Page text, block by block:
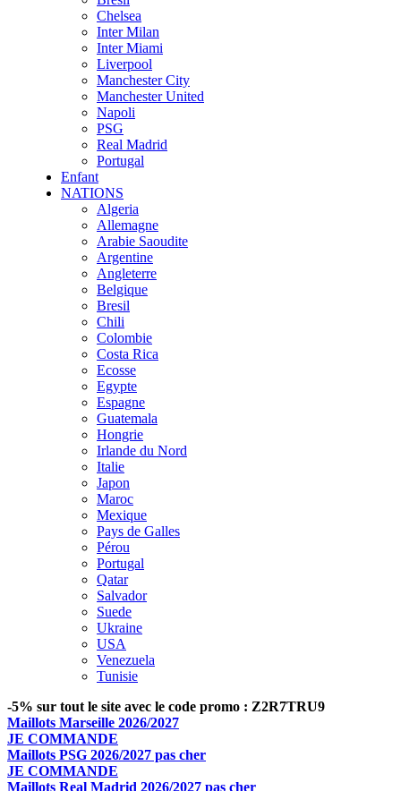
Chelsea
Inter Milan
Inter Miami
Liverpool
Manchester City
Manchester United
Napoli
PSG
Real Madrid
Portugal
Enfant
NATIONS
Algeria
Allemagne
Arabie Saoudite
Argentine
Angleterre
Belgique
Bresil
Chili
Colombie
Costa Rica
Ecosse
Egypte
Espagne
Guatemala
Hongrie
Irlande du Nord
Italie
Japon
Maroc
Mexique
Pays de Galles
Pérou
Portugal
Qatar
Salvador
Suede
Ukraine
USA
Venezuela
Tunisie
-5% sur tout le site avec le code promo : Z2R7TRU9
Maillots Marseille 2026/2027
JE COMMANDE
Maillots PSG 2026/2027 pas cher
JE COMMANDE
Maillots Real Madrid 2026/2027 pas cher